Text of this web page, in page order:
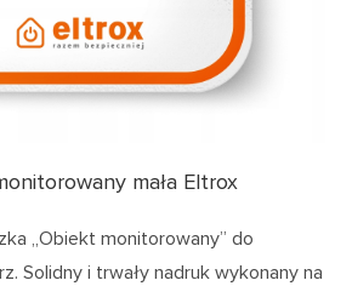
mała Eltrox
„Obiekt monitorowany” do
Solidny i trwały nadruk wykonany na